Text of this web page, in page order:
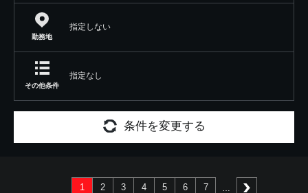
勤務地
指定しない
その他条件
指定なし
条件を変更する
1 2 3 4 5 6 7